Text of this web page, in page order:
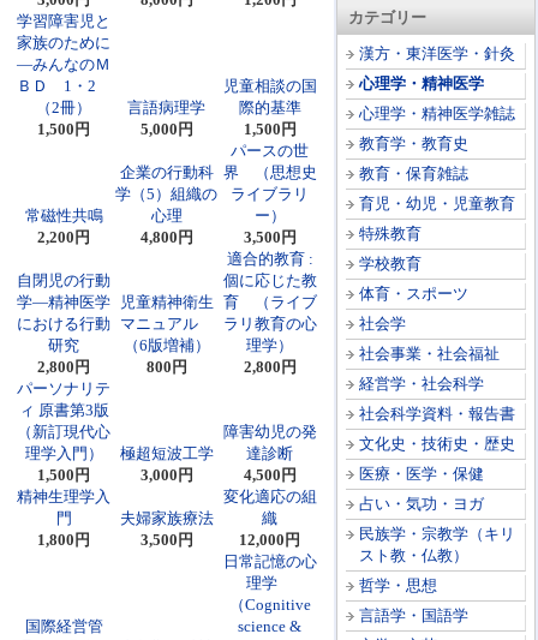
カテゴリー
漢方・東洋医学・針灸
心理学・精神医学
心理学・精神医学雑誌
教育学・教育史
教育・保育雑誌
育児・幼児・児童教育
特殊教育
学校教育
体育・スポーツ
社会学
社会事業・社会福祉
経営学・社会科学
社会科学資料・報告書
文化史・技術史・歴史
医療・医学・保健
占い・気功・ヨガ
民族学・宗教学（キリ
スト教・仏教）
哲学・思想
言語学・国語学
学習障害児と
家族のために
―みんなのＭ
ＢＤ 1・2
（2冊）
1,500円
言語病理学
5,000円
児童相談の国
際的基準
1,500円
常磁性共鳴
2,200円
企業の行動科
学（5）組織の
心理
4,800円
パースの世
界 （思想史
ライブラリ
ー）
3,500円
自閉児の行動
学―精神医学
における行動
研究
2,800円
児童精神衛生
マニュアル
（6版増補）
800円
適合的教育 :
個に応じた教
育 （ライブ
ラリ教育の心
理学）
2,800円
パーソナリテ
ィ 原書第3版
（新訂現代心
理学入門）
1,500円
極超短波工学
3,000円
障害幼児の発
達診断
4,500円
精神生理学入
門
1,800円
夫婦家族療法
3,500円
変化適応の組
織
12,000円
国際経営管
日常記憶の心
理学
（Cognitive
science &